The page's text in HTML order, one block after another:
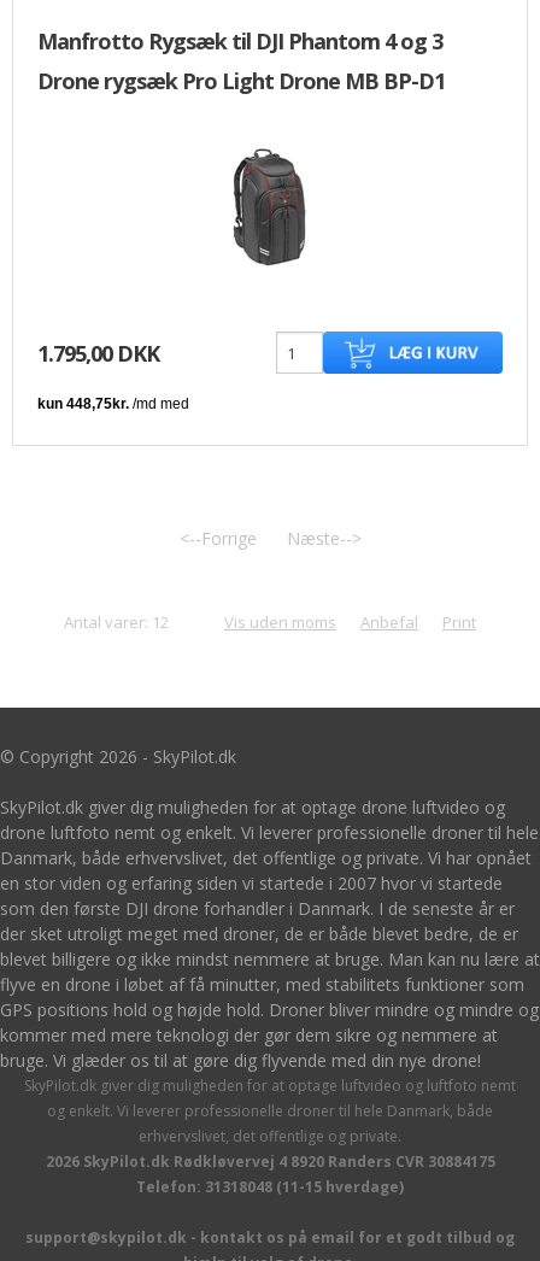
Manfrotto Rygsæk til DJI Phantom 4 og 3
Drone rygsæk Pro Light Drone MB BP-D1
1.795,00 DKK
<--Forrige Næste-->
Antal varer: 12 Vis uden moms Anbefal Print
© Copyright 2026 - SkyPilot.dk
SkyPilot.dk giver dig muligheden for at optage drone luftvideo og
drone luftfoto nemt og enkelt. Vi leverer professionelle droner til hele
Danmark, både erhvervslivet, det offentlige og private. Vi har opnået
en stor viden og erfaring siden vi startede i 2007 hvor vi startede
som den første DJI drone forhandler i Danmark. I de seneste år er
der sket utroligt meget med droner, de er både blevet bedre, de er
blevet billigere og ikke mindst nemmere at bruge. Man kan nu lære at
flyve en drone i løbet af få minutter, med stabilitets funktioner som
GPS positions hold og højde hold. Droner bliver mindre og mindre og
kommer med mere teknologi der gør dem sikre og nemmere at
bruge. Vi glæder os til at gøre dig flyvende med din nye drone!
SkyPilot.dk giver dig muligheden for at optage luftvideo og luftfoto nemt
og enkelt. Vi leverer professionelle droner til hele Danmark, både
erhvervslivet, det offentlige og private.
2026 SkyPilot.dk Rødkløvervej 4 8920 Randers CVR 30884175
Telefon: 31318048 (11-15 hverdage)
support@skypilot.dk - kontakt os på email for et godt tilbud og